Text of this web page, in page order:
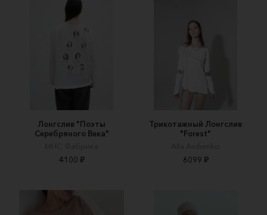
Лонгслив "Поэты
Серебряного Века"
МНС Фабрика
4100 ₽
Трикотажный Лонгслив
"Forest"
Alla Avdienko
6099 ₽